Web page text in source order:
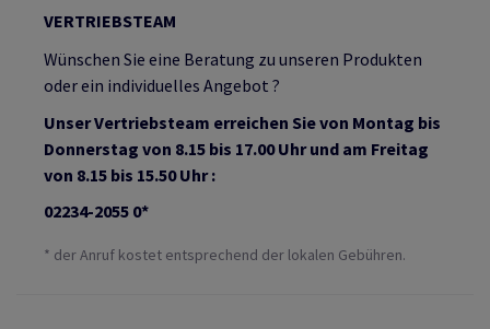
VERTRIEBSTEAM
Wünschen Sie eine Beratung zu unseren Produkten
oder ein individuelles Angebot ?
Unser Vertriebsteam erreichen Sie von Montag bis
Donnerstag von 8.15 bis 17.00 Uhr und am Freitag
von 8.15 bis 15.50 Uhr :
02234-2055 0*
* der Anruf kostet entsprechend der lokalen Gebühren.